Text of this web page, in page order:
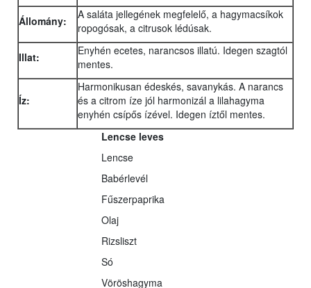
Állomány:
A saláta jellegének megfelelő, a hagymacsíkok
ropogósak, a citrusok lédúsak.
Illat:
Enyhén ecetes, narancsos illatú. Idegen szagtól
mentes.
Íz:
Harmonikusan édeskés, savanykás. A narancs
és a citrom íze jól harmonizál a lilahagyma
enyhén csípős ízével. Idegen íztől mentes.
Lencse leves
Lencse
Babérlevél
Fűszerpaprika
Olaj
Rizsliszt
Só
Vöröshagyma